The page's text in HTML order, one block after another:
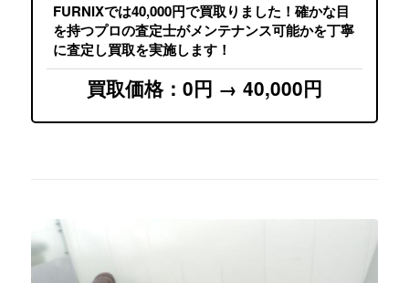
FURNIXでは40,000円で買取りました！確かな目
を持つプロの査定士がメンテナンス可能かを丁寧
に査定し買取を実施します！
買取価格：0円 → 40,000円